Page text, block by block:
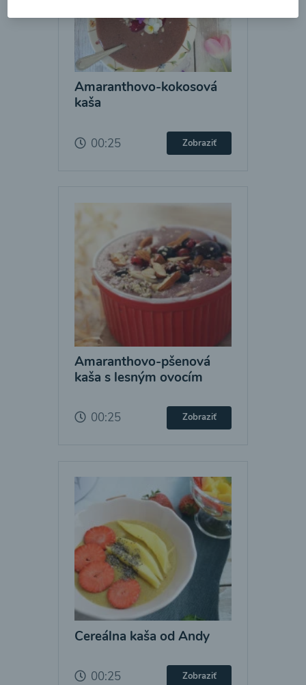
Amaranthovo-kokosová
kaša
00:25 Zobraziť
Amaranthovo-pšenová
kaša s lesným ovocím
00:25 Zobraziť
Cereálna kaša od Andy
00:25 Zobraziť